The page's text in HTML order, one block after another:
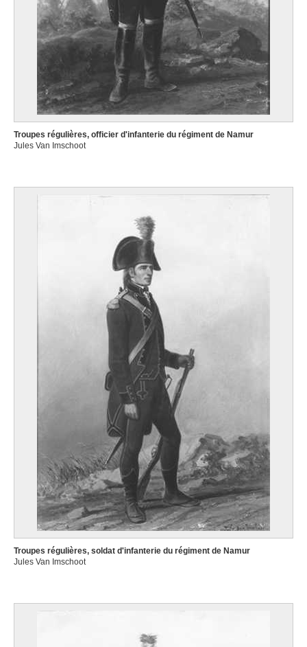
Troupes régulières, officier d'infanterie du régiment de Namur
Jules Van Imschoot
Troupes régulières, soldat d'infanterie du régiment de Namur
Jules Van Imschoot